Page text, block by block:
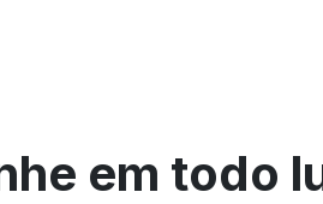
em todo